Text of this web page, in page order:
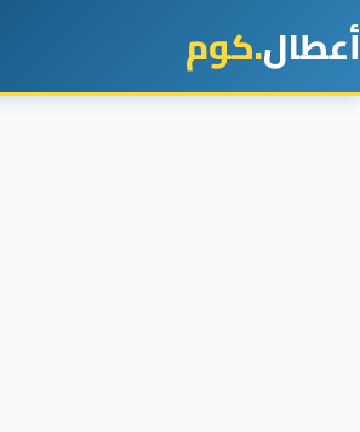
أعطال.كوم